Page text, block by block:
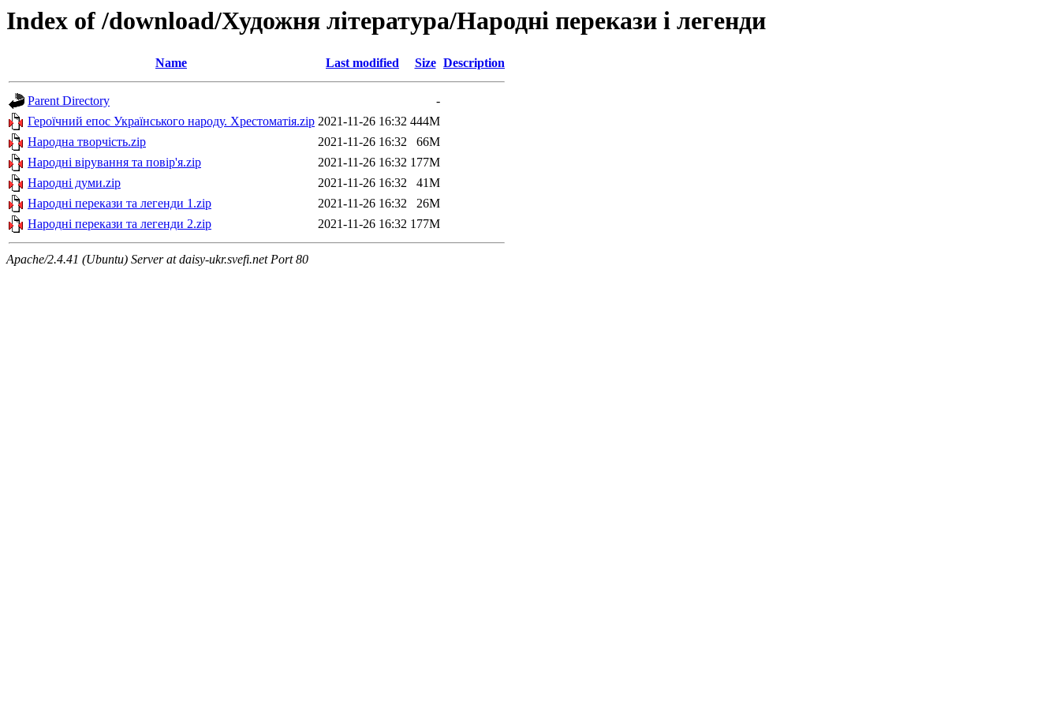
Index of /download/Художня література/Народні перекази і легенди
Name Last modified Size Description
Parent Directory
-
Героїчний епос Українського народу. Хрестоматія.zip 2021-11-26 16:32 444M
Народна творчість.zip
2021-11-26 16:32
66M
Народні вірування та повір'я.zip
2021-11-26 16:32 177M
Народні думи.zip
2021-11-26 16:32
41M
Народні перекази та легенди 1.zip
2021-11-26 16:32
26M
Народні перекази та легенди 2.zip
2021-11-26 16:32 177M
Apache/2.4.41 (Ubuntu) Server at daisy-ukr.svefi.net Port 80